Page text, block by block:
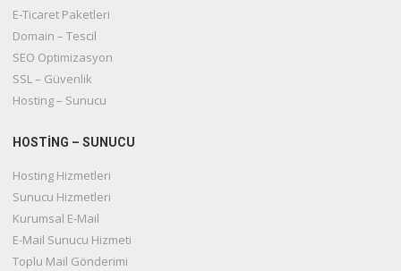
E-Ticaret Paketleri
Domain – Tescil
SEO Optimizasyon
SSL – Güvenlik
Hosting – Sunucu
HOSTİNG – SUNUCU
Hosting Hizmetleri
Sunucu Hizmetleri
Kurumsal E-Mail
E-Mail Sunucu Hizmeti
Toplu Mail Gönderimi